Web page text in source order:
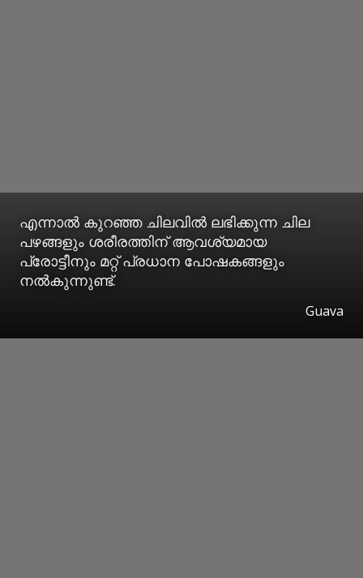
എന്നാൽ കുറഞ്ഞ ചിലവിൽ ലഭിക്കുന്ന ചില
പഴങ്ങളും ശരീരത്തിന് ആവശ്യമായ
പ്രോട്ടീനും മറ്റ് പ്രധാന പോഷകങ്ങളും
നൽകുന്നുണ്ട്.
Guava